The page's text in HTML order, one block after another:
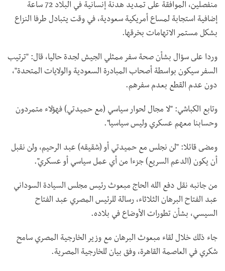
منفصلين، الموافقة على تمديد هدنة إنسانية في البلاد 72 ساعة
إضافية استجابة لمساع أمريكية سعودية، في وقت يتبادل طرفا النزاع
بشكل مستمر الاتهامات بخرقها.
وردا على سؤال بشأن صحة سفر ممثلي الجيش لجدة حاليا، قال: "ترتيب
السفر سيكون بواسطة أصحاب المبادرة السعودية والولايات المتحدة"،
دون عدم القطع بعدم سفرهم.
وتابع الكباشي: "لا مجال لحوار سياسي (مع حميدتي) فهؤلاء متمردون
وحسابنا معهم عسكري وليس سياسيا".
ومضى قائلا: "لن نجلس مع حميدتي أو (شقيقه) عبد الرحيم، ولن نقبل
أن يكون (الدعم السريع) جزءا من أي عمل سياسي أو عسكري".
من جانبه نقل دفع الله الحاج مبعوث رئيس مجلس السيادة السوداني
عبد الفتاح البرهان الثلاثاء، رسالة للرئيس المصري عبد الفتاح
السيسي، بشأن تطورات الأوضاع في بلاده.
جاء ذلك خلال لقاء مبعوث البرهان مع وزير الخارجية المصري سامح
شكري في العاصمة القاهرة، وفق بيان للخارجية المصرية.